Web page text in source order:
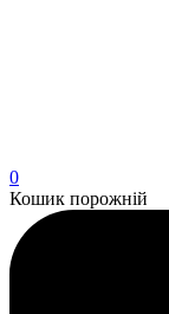
0
Кошик порожній